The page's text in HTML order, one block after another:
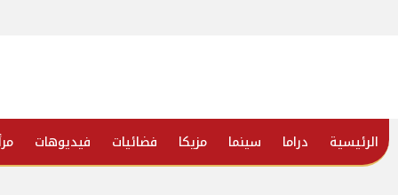
الرئيسية دراما سينما مزيكا فضائيات فيديوهات